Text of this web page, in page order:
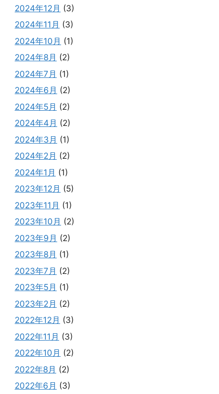
2024年12月 (3)
2024年11月 (3)
2024年10月 (1)
2024年8月 (2)
2024年7月 (1)
2024年6月 (2)
2024年5月 (2)
2024年4月 (2)
2024年3月 (1)
2024年2月 (2)
2024年1月 (1)
2023年12月 (5)
2023年11月 (1)
2023年10月 (2)
2023年9月 (2)
2023年8月 (1)
2023年7月 (2)
2023年5月 (1)
2023年2月 (2)
2022年12月 (3)
2022年11月 (3)
2022年10月 (2)
2022年8月 (2)
2022年6月 (3)